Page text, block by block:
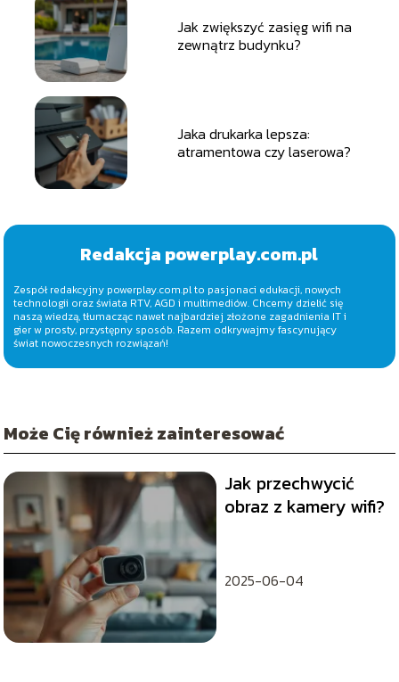
Jak zwiększyć zasięg wifi na
zewnątrz budynku?
Jaka drukarka lepsza:
atramentowa czy laserowa?
Redakcja powerplay.com.pl
Zespół redakcyjny powerplay.com.pl to pasjonaci edukacji, nowych
technologii oraz świata RTV, AGD i multimediów. Chcemy dzielić się
naszą wiedzą, tłumacząc nawet najbardziej złożone zagadnienia IT i
gier w prosty, przystępny sposób. Razem odkrywajmy fascynujący
świat nowoczesnych rozwiązań!
Może Cię również zainteresować
Jak przechwycić
obraz z kamery wifi?
2025-06-04